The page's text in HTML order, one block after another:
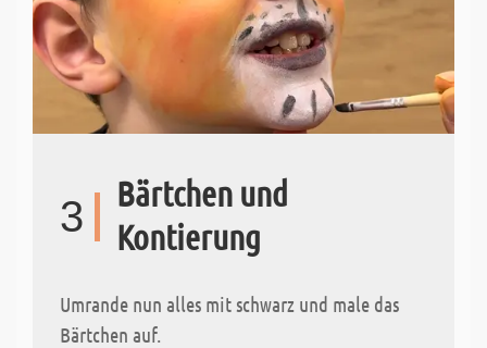
3
Bärtchen und
Kontierung
Umrande nun alles mit schwarz und male das
Bärtchen auf.